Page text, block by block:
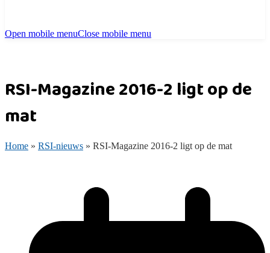
Open mobile menuClose mobile menu
RSI-Magazine 2016-2 ligt op de
mat
Home » RSI-nieuws » RSI-Magazine 2016-2 ligt op de mat